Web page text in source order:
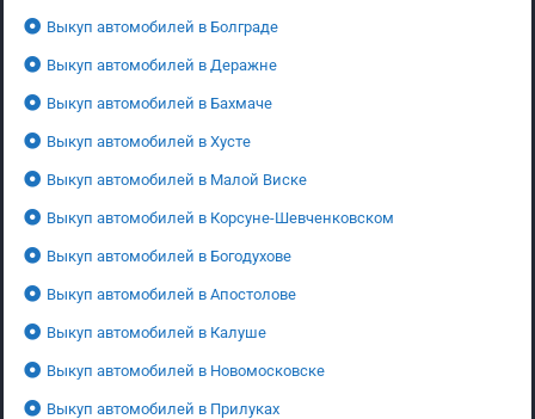
Выкуп автомобилей в Болграде
Выкуп автомобилей в Деражне
Выкуп автомобилей в Бахмаче
Выкуп автомобилей в Хусте
Выкуп автомобилей в Малой Виске
Выкуп автомобилей в Корсуне-Шевченковском
Выкуп автомобилей в Богодухове
Выкуп автомобилей в Апостолове
Выкуп автомобилей в Калуше
Выкуп автомобилей в Новомосковске
Выкуп автомобилей в Прилуках